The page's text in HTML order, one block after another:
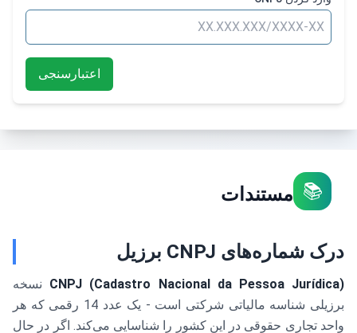
اعتبارسنجی
📚 مستندات
درک شماره‌های CNPJ برزیل
CNPJ (Cadastro Nacional da Pessoa Jurídica) نسخه
برزیلی شناسه مالیاتی شرکتی است - یک عدد 14 رقمی که هر
واحد تجاری حقوقی در این کشور را شناسایی می‌کند. اگر در حال